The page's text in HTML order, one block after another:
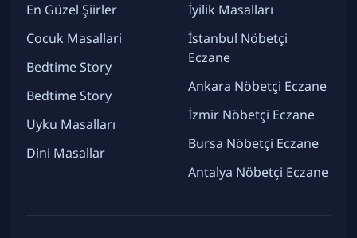
En Güzel Şiirler
Cocuk Masallari
Bedtime Story
Bedtime Story
Uyku Masalları
Dini Masallar
İyilik Masalları
İstanbul Nöbetçi
Eczane
Ankara Nöbetçi Eczane
İzmir Nöbetçi Eczane
Bursa Nöbetçi Eczane
Antalya Nöbetçi Eczane